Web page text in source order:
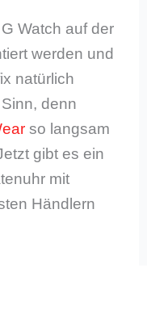
Watch auf der
werden und
natürlich
denn
so langsam
gibt es ein
mit
Händlern